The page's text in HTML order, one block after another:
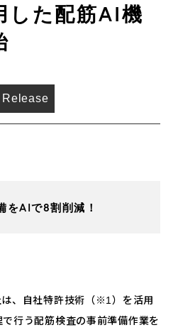
した配筋AI機
Release
をAIで8割削減！
は、自社特許技術（※1）を活用
行う配筋検査の事前準備作業を